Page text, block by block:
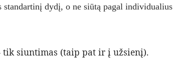
standartinį dydį, o ne siūtą pagal individualius
tik siuntimas (taip pat ir į užsienį).